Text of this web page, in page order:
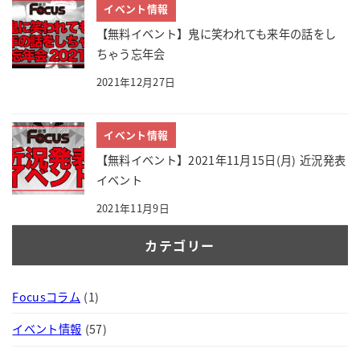
イベント情報
【無料イベント】鬼に笑われても来年の話をし
ちゃう忘年会
2021年12月27日
イベント情報
【無料イベント】2021年11月15日(月) 近況発表
イベント
2021年11月9日
カテゴリー
Focusコラム (1)
イベント情報 (57)